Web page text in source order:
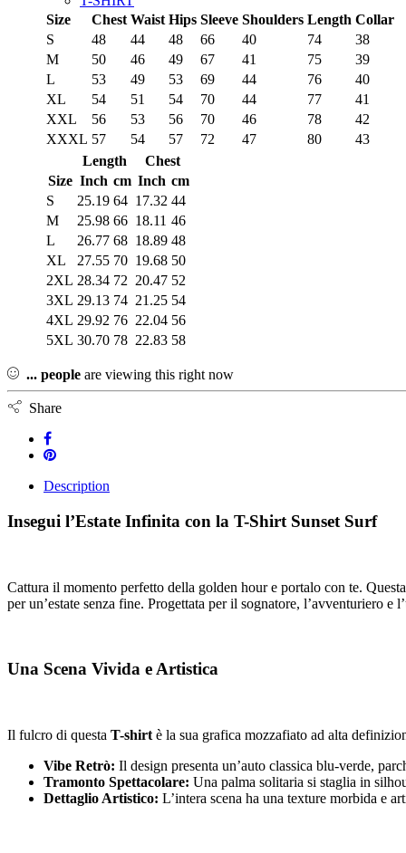
Size
Chest Waist Hips Sleeve Shoulders Length Collar
S
48 44 48 66 40 74
38
M
50 46 49 67 41 75
39
L
53 49 53 69 44 76
40
XL
54 51 54 70 44 77
41
XXL
56 53 56 70 46 78
42
XXXL 57 54 57 72 47 80
43
Length
Chest
Size Inch cm Inch cm
S
25.19 64 17.32 44
M
25.98 66 18.11 46
L
26.77 68 18.89 48
XL
27.55 70 19.68 50
2XL 28.34 72 20.47 52
3XL 29.13 74 21.25 54
4XL 29.92 76 22.04 56
5XL 30.70 78 22.83 58
... people are viewing this right now
Share
Description
Insegui l’Estate Infinita con la T-Shirt Sunset Surf
Cattura il momento perfetto della golden hour e portalo con te.
per un’estate senza fine. Progettata per il sognatore, l’avventuriero e
Una Scena Vivida e Artistica
Il fulcro di questa T-shirt è la sua grafica mozzafiato ad alta
Vibe Retrò: Il design presenta un’auto classica blu-verde,
Tramonto Spettacolare: Una palma solitaria si staglia in
Dettaglio Artistico: L’intera scena ha una texture morbida e